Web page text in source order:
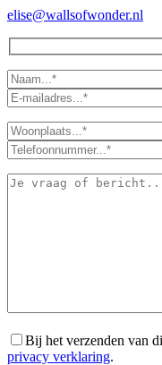
elise@wallsofwonder.nl
Bij het verzenden van
privacy verklaring.